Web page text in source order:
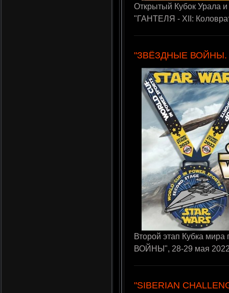
Открытый Кубок Урала
"ГАНТЕЛЯ - XII:
"ЗВЁЗДНЫЕ ВОЙНЫ.
Второй этап Кубка
ВОЙНЫ", 28-29 мая 2022
"SIBERIAN